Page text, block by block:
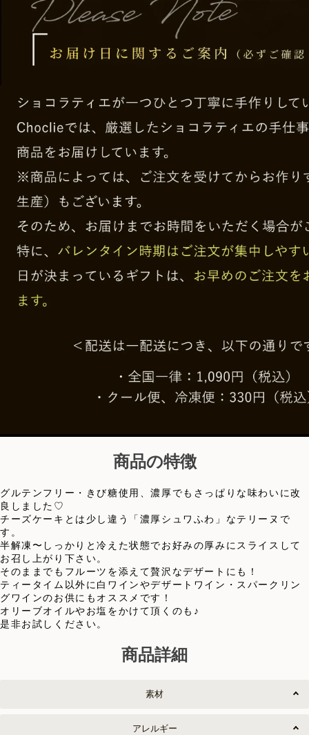
商品の特徴
グルテンフリー・きび糖使用、濃厚でもさっぱりな味わいに改
良しました♡
チーズケーキとは少し違う「濃厚シュワふわ」なテリーヌで
す。
半解凍〜しっかりと冷えた状態でお好みの厚みにスライスして
お召し上がり下さい。
そのままでもフルーツを添えて贅沢なデザートにも！
ティータイム以外に白ワインやデザートワイン・スパークリン
グワインのお供にもオススメです！
オリーブオイルやお塩をかけて頂くのも♪
是非お試しください。
商品詳細
素材
アレルギー